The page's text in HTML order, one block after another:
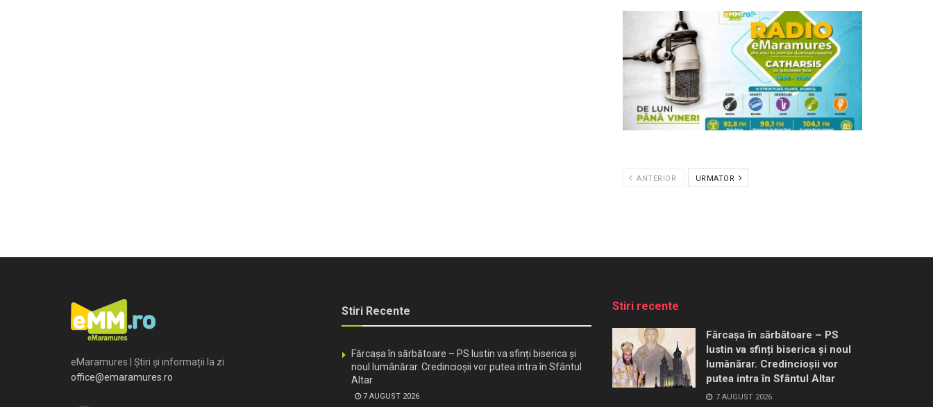
ANTERIOR URMATOR
eMaramures | Știri și informații la zi
office@emaramures.ro
Stiri Recente
Fărcașa în sărbătoare – PS Iustin va sfinți biserica și
noul lumânărar. Credincioșii vor putea intra în Sfântul
Altar
7 AUGUST 2026
Stiri recente
Fărcașa în sărbătoare – PS
Iustin va sfinți biserica și noul
lumânărar. Credincioșii vor
putea intra în Sfântul Altar
7 AUGUST 2026